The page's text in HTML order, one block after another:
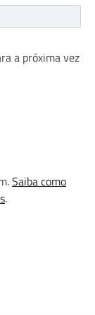
a próxima vez
Saiba como
.